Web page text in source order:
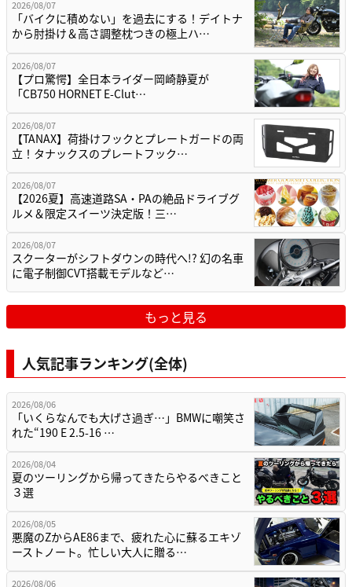
2026/08/07
「バイクに積めない」を過去にする！デイトナ
から肘掛け＆高さ調整枕つきの極上ハ…
2026/08/07
【プロ驚愕】全日本ライダー岡崎静夏が
「CB750 HORNET E-Clut…
2026/08/07
【TANAX】荷掛けフックとプレートガードの両
立！タナックスのプレートフック…
2026/08/07
【2026夏】高速道路SA・PAの絶品ドライブグ
ルメ＆限定スイーツ決定版！三…
2026/08/07
スクーターがシフトダウンの時代へ!? 幻の名車
に電子制御CVT搭載モデルなど…
もっと見る
人気記事ランキング(全体)
2026/08/06
「いくらなんでも大げさ過ぎ…」BMWに嘲笑さ
れた“190 E 2.5-16 …
2026/08/04
夏のツーリングから帰ってきたらやるべきこと
３選
2026/08/05
悪魔のZからAE86まで、疲れた心に蘇るエキゾ
ーストノート。忙しい大人に贈る…
2026/08/06